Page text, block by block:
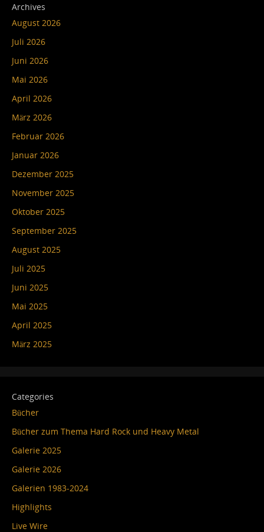
Archives
August 2026
Juli 2026
Juni 2026
Mai 2026
April 2026
März 2026
Februar 2026
Januar 2026
Dezember 2025
November 2025
Oktober 2025
September 2025
August 2025
Juli 2025
Juni 2025
Mai 2025
April 2025
März 2025
Categories
Bücher
Bücher zum Thema Hard Rock und Heavy Metal
Galerie 2025
Galerie 2026
Galerien 1983-2024
Highlights
Live Wire